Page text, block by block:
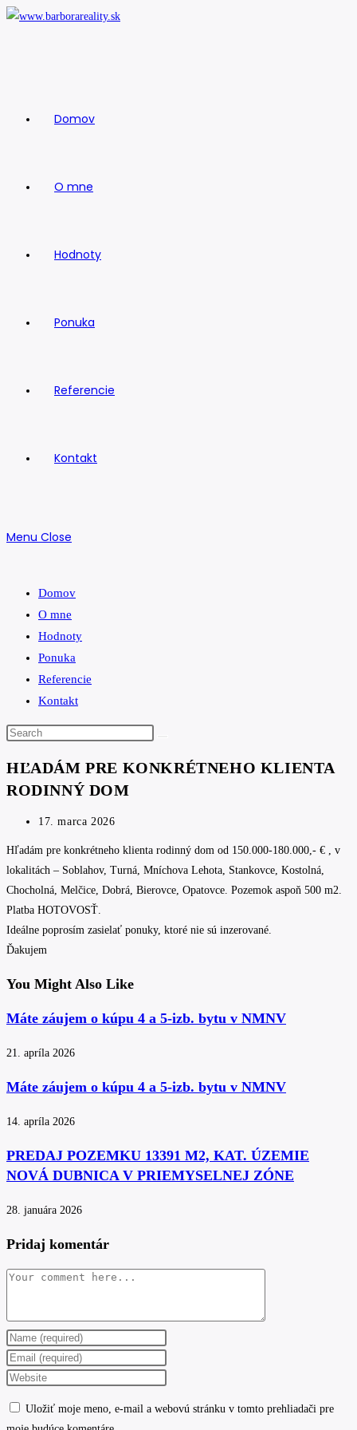
Skip
Domov
O mne
Hodnoty
Ponuka
Referencie
Kontakt
Menu Close
Domov
O mne
Hodnoty
Ponuka
Referencie
Kontakt
Search
website
HĽADÁM PRE KONKRÉTNEHO KLIENTA
RODINNÝ DOM
Post
17. marca 2026
Hľadám pre konkrétneho klienta rodinný dom od 150.000-180.000,- € , v
lokalitách – Soblahov, Turná, Mníchova Lehota, Stankovce, Kostolná,
Chocholná, Melčice, Dobrá, Bierovce, Opatovce. Pozemok aspoň 500 m2.
Platba HOTOVOSŤ.
Ideálne poprosím zasielať ponuky, ktoré nie sú inzerované.
Ďakujem
You Might Also Like
Máte záujem o kúpu 4 a 5-izb. bytu v NMNV
21. apríla 2026
Máte záujem o kúpu 4 a 5-izb. bytu v NMNV
14. apríla 2026
PREDAJ POZEMKU 13391 M2, KAT. ÚZEMIE
NOVÁ DUBNICA V PRIEMYSELNEJ ZÓNE
28. januára 2026
Pridaj komentár
Comment
Enter
your
name
Enter
your
Enter
Uložiť moje meno, e-mail a webovú stránku v tomto prehliadači pre